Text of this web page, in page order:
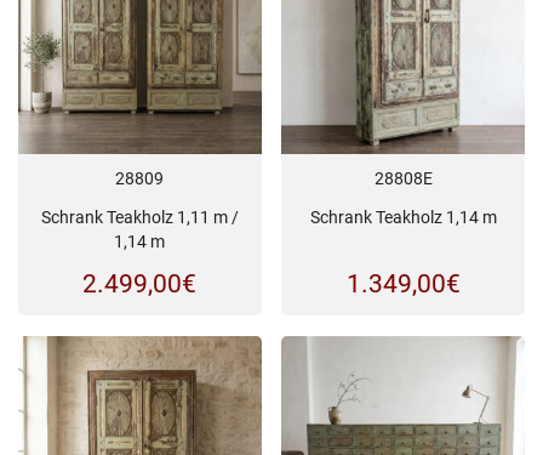
28809
Schrank Teakholz 1,11 m /
1,14 m
2.499,00€
28808E
Schrank Teakholz 1,14 m
1.349,00€